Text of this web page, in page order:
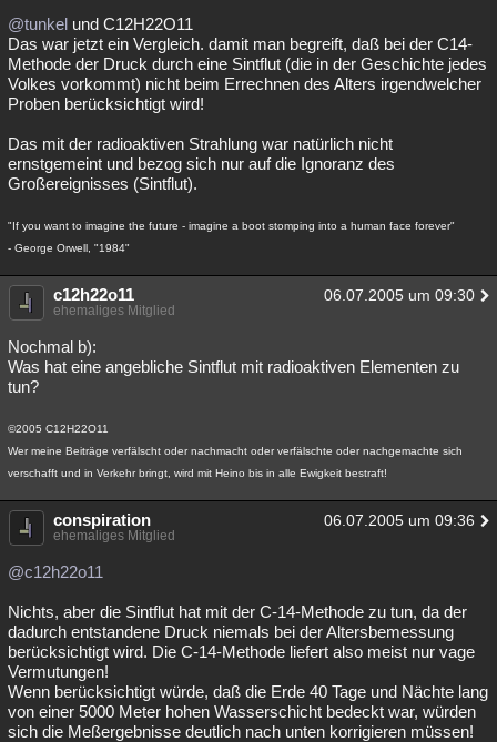
@tunkel und C12H22O11
Das war jetzt ein Vergleich. damit man begreift, daß bei der C14-
Methode der Druck durch eine Sintflut (die in der Geschichte jedes
Volkes vorkommt) nicht beim Errechnen des Alters irgendwelcher
Proben berücksichtigt wird!
Das mit der radioaktiven Strahlung war natürlich nicht
ernstgemeint und bezog sich nur auf die Ignoranz des
Großereignisses (Sintflut).
"If you want to imagine the future - imagine a boot stomping into a human face forever"
- George Orwell, "1984"
c12h22o11 06.07.2005 um 09:30
ehemaliges Mitglied
Nochmal b):
Was hat eine angebliche Sintflut mit radioaktiven Elementen zu
tun?
©2005 C12H22O11
Wer meine Beiträge verfälscht oder nachmacht oder verfälschte oder nachgemachte sich
verschafft und in Verkehr bringt, wird mit Heino bis in alle Ewigkeit bestraft!
conspiration 06.07.2005 um 09:36
ehemaliges Mitglied
@c12h22o11
Nichts, aber die Sintflut hat mit der C-14-Methode zu tun, da der
dadurch entstandene Druck niemals bei der Altersbemessung
berücksichtigt wird. Die C-14-Methode liefert also meist nur vage
Vermutungen!
Wenn berücksichtigt würde, daß die Erde 40 Tage und Nächte lang
von einer 5000 Meter hohen Wasserschicht bedeckt war, würden
sich die Meßergebnisse deutlich nach unten korrigieren müssen!